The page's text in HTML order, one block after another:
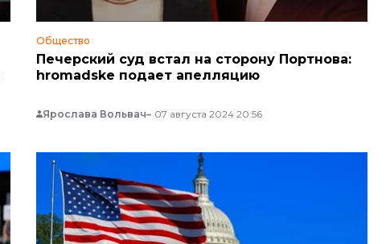
Общество
Печерский суд встал на сторону Портнова:
hromadske подает апелляцию
Ярослава Вольвач 07 августа 2024 20:56